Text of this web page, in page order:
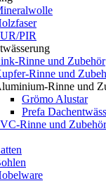
PIR
Rinne und Zubehör
Rinne und
Rinne und
Grömo Alustar
Prefa
Rinne und Zubehör